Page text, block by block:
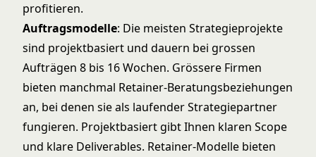
profitieren.
Auftragsmodelle: Die meisten Strategieprojekte
sind projektbasiert und dauern bei grossen
Aufträgen 8 bis 16 Wochen. Grössere Firmen
bieten manchmal Retainer-Beratungsbeziehungen
an, bei denen sie als laufender Strategiepartner
fungieren. Projektbasiert gibt Ihnen klaren Scope
und klare Deliverables. Retainer-Modelle bieten